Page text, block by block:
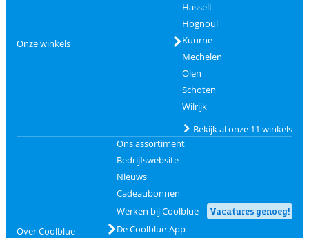
Onze winkels
Hasselt
Hognoul
Kuurne
Mechelen
Olen
Schoten
Wilrijk
Bekijk al onze 11 winkels
Over Coolblue
Ons assortiment
Bedrijfswebsite
Nieuws
Cadeaubonnen
Werken bij Coolblue
Vacatures genoeg!
De Coolblue-App